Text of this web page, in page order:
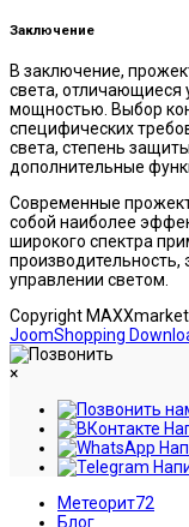
Заключение
В заключение,
света, отличающиеся
мощностью. Выбор
специфических
света, степень
дополнительные
Современные
собой наиболее
широкого спектра
производительность,
управлении светом.
Copyright
JoomShopping
×
Метеорит72
Блог